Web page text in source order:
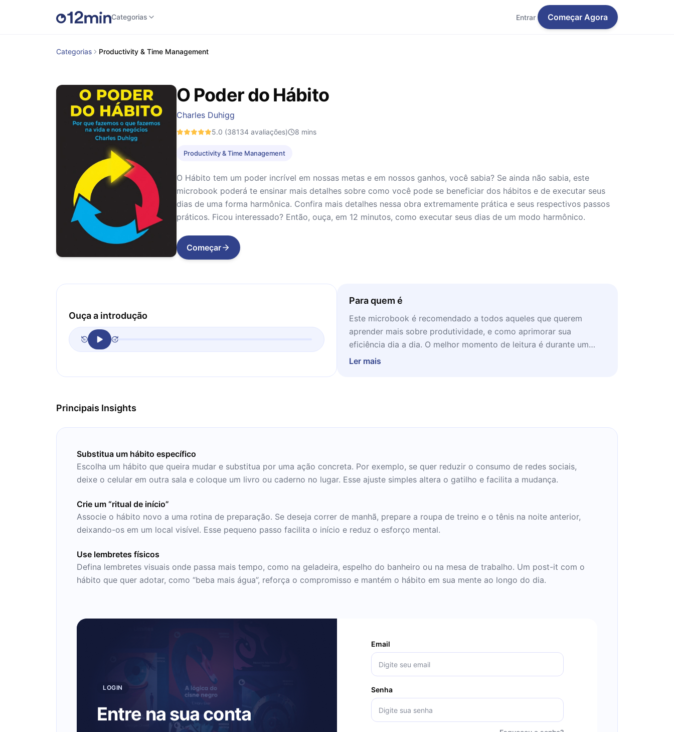
Categorias Entrar Começar Agora
Categorias Productivity & Time Management
O Poder do Hábito
Charles Duhigg
5.0 (38134 avaliações) 8 mins
Productivity & Time Management
O Hábito tem um poder incrível em nossas metas e em nossos ganhos, você sabia? Se ainda não sabia, este
microbook poderá te ensinar mais detalhes sobre como você pode se beneficiar dos hábitos e de executar seus
dias de uma forma harmônica. Confira mais detalhes nessa obra extremamente prática e seus respectivos passos
práticos. Ficou interessado? Então, ouça, em 12 minutos, como executar seus dias de um modo harmônico.
Começar
Ouça a introdução
Para quem é
Este microbook é recomendado a todos aqueles que querem
aprender mais sobre produtividade, e como aprimorar sua
eficiência dia a dia. O melhor momento de leitura é durante um
momento de descanso, preferencialmente em casa.
Ler mais
Principais Insights
Substitua um hábito específico
Escolha um hábito que queira mudar e substitua por uma ação concreta. Por exemplo, se quer reduzir o consumo de redes sociais,
deixe o celular em outra sala e coloque um livro ou caderno no lugar. Esse ajuste simples altera o gatilho e facilita a mudança.
Crie um “ritual de início”
Associe o hábito novo a uma rotina de preparação. Se deseja correr de manhã, prepare a roupa de treino e o tênis na noite anterior,
deixando-os em um local visível. Esse pequeno passo facilita o início e reduz o esforço mental.
Use lembretes físicos
Defina lembretes visuais onde passa mais tempo, como na geladeira, espelho do banheiro ou na mesa de trabalho. Um post-it com o
hábito que quer adotar, como “beba mais água”, reforça o compromisso e mantém o hábito em sua mente ao longo do dia.
LOGIN
Entre na sua conta
Email
Senha